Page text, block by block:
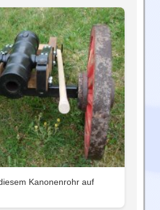
Kanonenrohr auf